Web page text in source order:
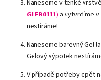
Naneseme v tenké
GLEB0111) a vytvrdíme
nestíráme!
Naneseme barevný Gel
Gelový výpotek
V případě potřeby opět